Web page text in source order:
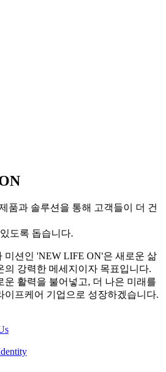
품과 솔루션을 통해 고객들이 더 건
도록 돕습니다.
미션인 'NEW LIFE ON'은 새로운 삶
의 강력한 메세지이자 목표입니다.
운 활력을 불어넣고, 더 나은 미래를
이프케어 기업으로 성장하겠습니다.